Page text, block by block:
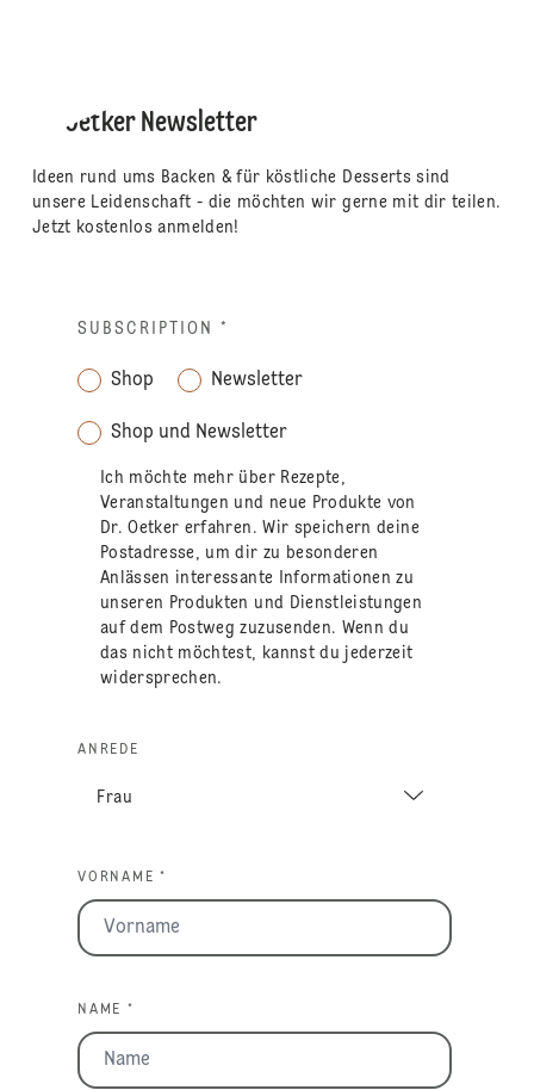
Dr. Oetker Newsletter
Ideen rund ums Backen & für köstliche Desserts sind
unsere Leidenschaft - die möchten wir gerne mit dir teilen.
Jetzt kostenlos anmelden!
SUBSCRIPTION *
Shop Newsletter
Shop und Newsletter
Ich möchte mehr über Rezepte,
Veranstaltungen und neue Produkte von
Dr. Oetker erfahren. Wir speichern deine
Postadresse, um dir zu besonderen
Anlässen interessante Informationen zu
unseren Produkten und Dienstleistungen
auf dem Postweg zuzusenden. Wenn du
das nicht möchtest, kannst du jederzeit
widersprechen.
ANREDE
VORNAME *
NAME *